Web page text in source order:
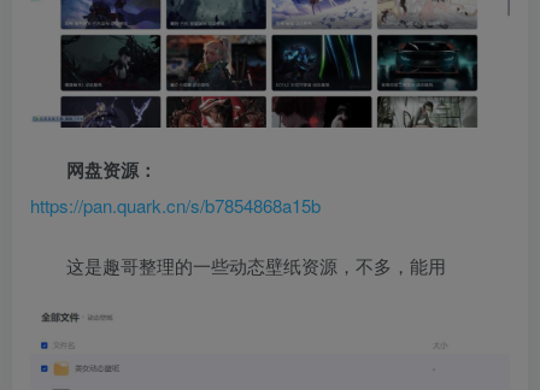
网盘资源：
https://pan.quark.cn/s/b7854868a15b
这是趣哥整理的一些动态壁纸资源，不多，能用